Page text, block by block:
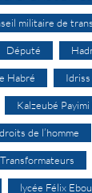
militaire de
Député
Habré
Kalzeubé
de l’homme
lycée Félix